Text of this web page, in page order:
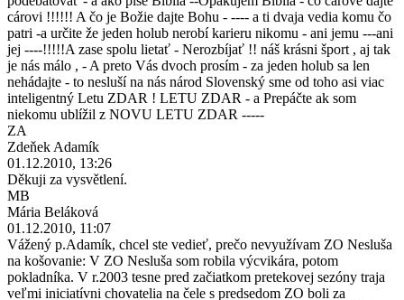
cárovi !!!!!! A čo je Božie dajte Bohu - ---- a ti dvaja vedia komu čo
patri -a určite že jeden holub nerobí karieru nikomu - ani jemu ---ani
jej ----!!!!!A zase spolu lietať - Nerozbíjať !! náš krásni šport , aj tak
je nás málo , - A preto Vás dvoch prosím - za jeden holub sa len
nehádajte - to nesluší na nás národ Slovenský sme od toho asi viac
inteligentný Letu ZDAR ! LETU ZDAR - a Prepáčte ak som
niekomu ublížil z NOVU LETU ZDAR -----
ZA
Zdeňek Adamík
01.12.2010, 13:26
Děkuji za vysvětlení.
MB
Mária Beláková
01.12.2010, 11:07
Vážený p.Adamík, chcel ste vedieť, prečo nevyužívam ZO Nesluša
na košovanie: V ZO Nesluša som robila výcvikára, potom
pokladníka. V r.2003 tesne pred začiatkom pretekovej sezóny traja
veľmi iniciatívni chovatelia na čele s predsedom ZO boli za